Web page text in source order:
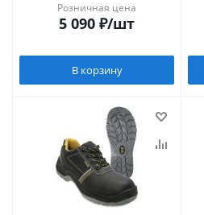
Розничная цена
5 090 ₽/шт
В корзину